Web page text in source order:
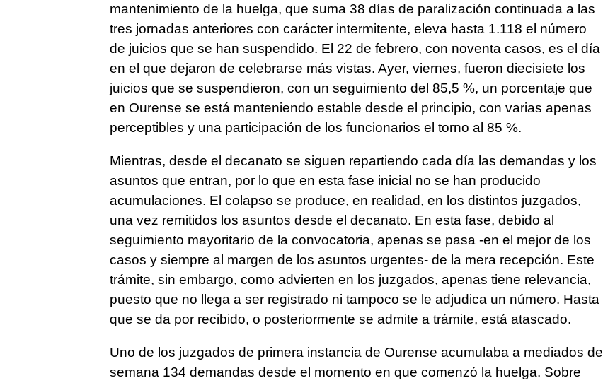
mantenimiento de la huelga, que suma 38 días de paralización continuada a las
tres jornadas anteriores con carácter intermitente, eleva hasta 1.118 el número
de juicios que se han suspendido. El 22 de febrero, con noventa casos, es el día
en el que dejaron de celebrarse más vistas. Ayer, viernes, fueron diecisiete los
juicios que se suspendieron, con un seguimiento del 85,5 %, un porcentaje que
en Ourense se está manteniendo estable desde el principio, con varias apenas
perceptibles y una participación de los funcionarios el torno al 85 %.
Mientras, desde el decanato se siguen repartiendo cada día las demandas y los
asuntos que entran, por lo que en esta fase inicial no se han producido
acumulaciones. El colapso se produce, en realidad, en los distintos juzgados,
una vez remitidos los asuntos desde el decanato. En esta fase, debido al
seguimiento mayoritario de la convocatoria, apenas se pasa -en el mejor de los
casos y siempre al margen de los asuntos urgentes- de la mera recepción. Este
trámite, sin embargo, como advierten en los juzgados, apenas tiene relevancia,
puesto que no llega a ser registrado ni tampoco se le adjudica un número. Hasta
que se da por recibido, o posteriormente se admite a trámite, está atascado.
Uno de los juzgados de primera instancia de Ourense acumulaba a mediados de
semana 134 demandas desde el momento en que comenzó la huelga. Sobre